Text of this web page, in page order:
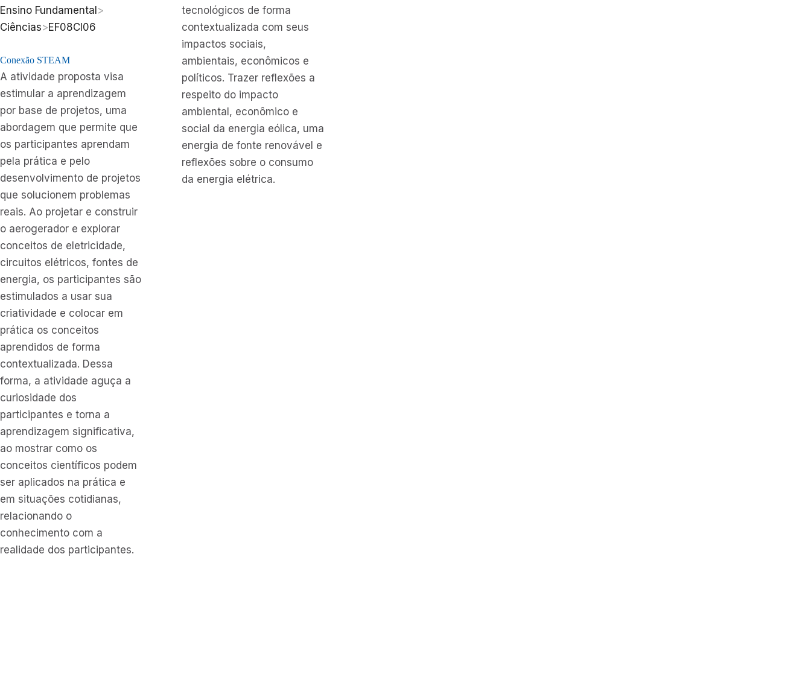
Ensino Fundamental>
Ciências>EF08CI06
Conexão STEAM
A atividade proposta visa
estimular a aprendizagem
por base de projetos, uma
abordagem que permite que
os participantes aprendam
pela prática e pelo
desenvolvimento de projetos
que solucionem problemas
reais. Ao projetar e construir
o aerogerador e explorar
conceitos de eletricidade,
circuitos elétricos, fontes de
energia, os participantes são
estimulados a usar sua
criatividade e colocar em
prática os conceitos
aprendidos de forma
contextualizada. Dessa
forma, a atividade aguça a
curiosidade dos
participantes e torna a
aprendizagem significativa,
ao mostrar como os
conceitos científicos podem
ser aplicados na prática e
em situações cotidianas,
relacionando o
conhecimento com a
realidade dos participantes.
tecnológicos de forma
contextualizada com seus
impactos sociais,
ambientais, econômicos e
políticos. Trazer reflexões a
respeito do impacto
ambiental, econômico e
social da energia eólica, uma
energia de fonte renovável e
reflexões sobre o consumo
da energia elétrica.